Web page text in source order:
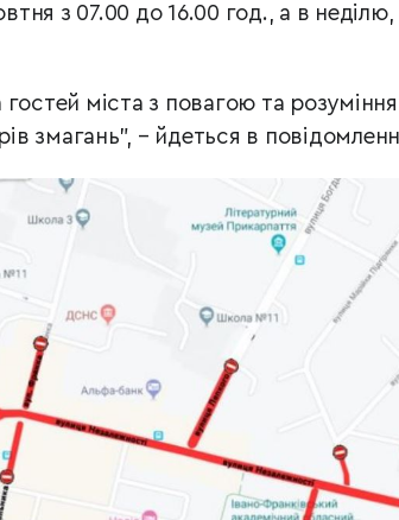
з 07.00 до 16.00 год., а в
міста з повагою та
змагань”, – йдеться в